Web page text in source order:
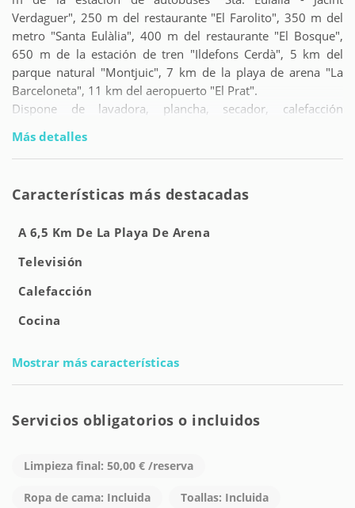
Verdaguer", 250 m del restaurante "El Farolito", 350 m del
metro "Santa Eulàlia", 400 m del restaurante "El Bosque",
650 m de la estación de tren "Ildefons Cerdà", 5 km del
parque natural "Montjuic", 7 km de la playa de arena "La
Barceloneta", 11 km del aeropuerto "El Prat".
Dispone de lavadora, plancha, secador, calefacción
La cocina americana, de inducción, está equipada con
nevera, microondas, horno, congelador, vajilla/cubertería,
Más detalles
Características más destacadas
A 6,5 Km De La Playa De Arena
Televisión
Calefacción
Cocina
Mostrar más características
Servicios obligatorios o incluidos
Limpieza final: 50,00 € /reserva
Ropa de cama: Incluida Toallas: Incluida